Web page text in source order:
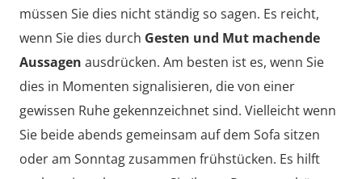
müssen Sie dies nicht ständig so sagen. Es reicht,
wenn Sie dies durch Gesten und Mut machende
Aussagen ausdrücken. Am besten ist es, wenn Sie
dies in Momenten signalisieren, die von einer
gewissen Ruhe gekennzeichnet sind. Vielleicht wenn
Sie beide abends gemeinsam auf dem Sofa sitzen
oder am Sonntag zusammen frühstücken. Es hilft